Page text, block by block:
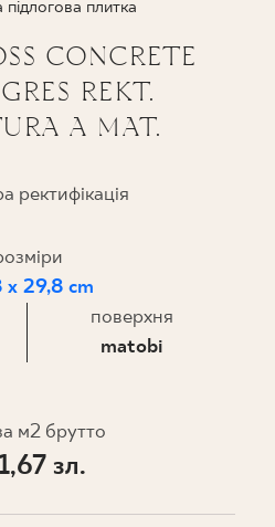
підлогова плитка
CONCRETE
REKT.
A MAT.
ректифікація
x 29,8 cm
поверхня
matobi
м2 брутто
зл.